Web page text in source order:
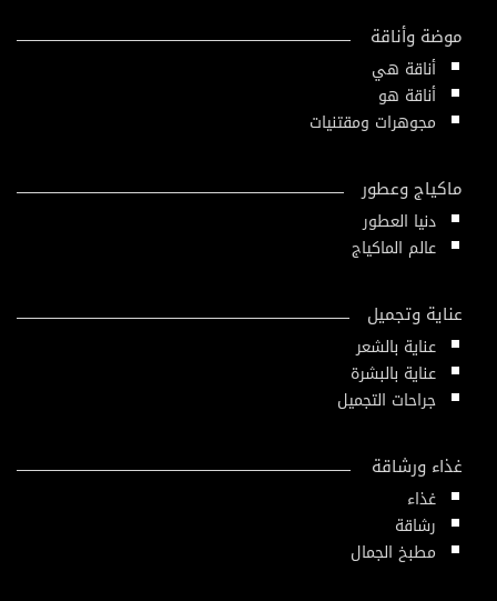
موضة وأناقة
أناقة هي
أناقة هو
مجوهرات ومقتنيات
ماكياج وعطور
دنيا العطور
عالم الماكياج
عناية وتجميل
عناية بالشعر
عناية بالبشرة
جراحات التجميل
غذاء ورشاقة
غذاء
رشاقة
مطبخ الجمال